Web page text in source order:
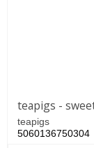
teapigs -
teapigs
5060136750304